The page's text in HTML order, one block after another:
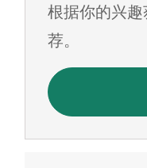
件
地
根据你的兴
荐。